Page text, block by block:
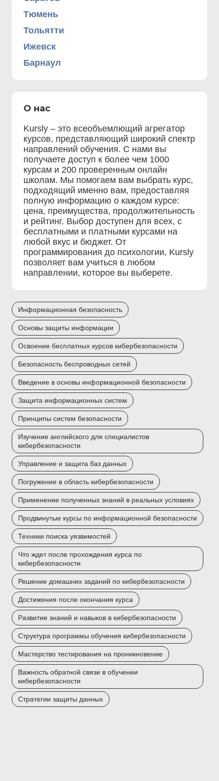
Тюмень
Тольятти
Ижевск
Барнаул
О нас
Kursly – это всеобъемлющий агрегатор
курсов, представляющий широкий спектр
направлений обучения. С нами вы
получаете доступ к более чем 1000
курсам и 200 проверенным онлайн
школам. Мы помогаем вам выбрать курс,
подходящий именно вам, предоставляя
полную информацию о каждом курсе:
цена, преимущества, продолжительность
и рейтинг. Выбор доступен для всех, с
бесплатными и платными курсами на
любой вкус и бюджет. От
программирования до психологии, Kursly
позволяет вам учиться в любом
направлении, которое вы выберете.
Информационная безопасность
Основы защиты информации
Освоение бесплатных курсов кибербезопасности
Безопасность беспроводных сетей
Введение в основы информационной безопасности
Защита информационных систем
Принципы систем безопасности
Изучение английского для специалистов
кибербезопасности
Управление и защита баз данных
Погружение в область кибербезопасности
Применение полученных знаний в реальных условиях
Продвинутые курсы по информационной безопасности
Техники поиска уязвимостей
Что ждет после прохождения курса по
кибербезопасности
Решение домашних заданий по кибербезопасности
Достижения после окончания курса
Развитие знаний и навыков в кибербезопасности
Структура программы обучения кибербезопасности
Мастерство тестирования на проникновение
Важность обратной связи в обучении
кибербезопасности
Стратегии защиты данных